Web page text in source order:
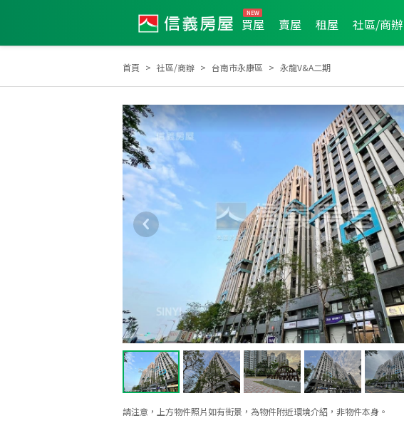
買屋 賣屋 租屋 社區/商辦
首頁 社區/商辦 台南市永康區 永龍V&A二期
請注意，上方物件照片如有街景，為物件附近環境介紹，非物件本身。
2025年7月區成件TOP2 2025年12月業績